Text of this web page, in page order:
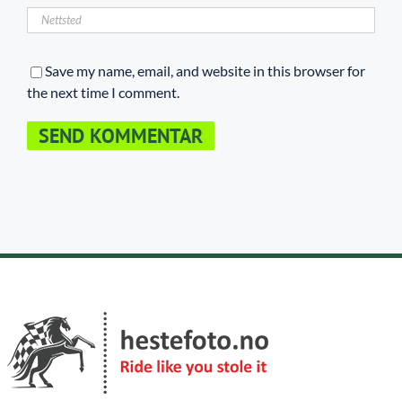
Save my name, email, and website in this browser for
the next time I comment.